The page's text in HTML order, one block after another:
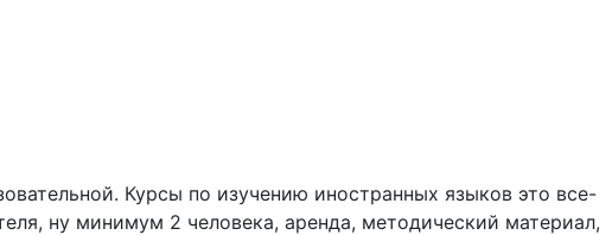
Курсы по изучению иностранных языков это все-
ну минимум 2 человека, аренда, методический материал,